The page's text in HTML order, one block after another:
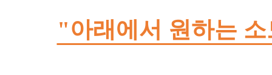
"아래에서 원하는